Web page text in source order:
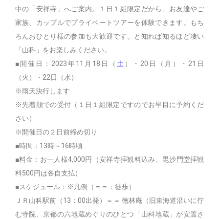
中の「安祥寺」へご案内。１日１組限定だから、お友達やご
家族、カップルでプライベートツアーを体験できます。もち
ろんおひとり様の参加も大歓迎です。と知れば知るほど凄い
「山科」をお楽しみください。
■開催日：2023年11月18日（ 土 ）・20日（月）・21日
（火）・22日（水）
※雨天決行します
※先着順での受付（１日１組限定ですのでお早目に予約くだ
さい）
※開催日の２日前締め切り
■時間：13時～16時頃
■料金：お一人様4,000円（安祥寺拝観料込み、毘沙門堂拝観
料500円は各自支払）
■スケジュール：※凡例（＝＝：徒歩）
ＪＲ山科駅前（13：00出発）＝＝ 徳林庵（旧東海道沿いに佇
む寺院、京都の六地蔵めぐりのひとつ「山科地蔵」が安置さ